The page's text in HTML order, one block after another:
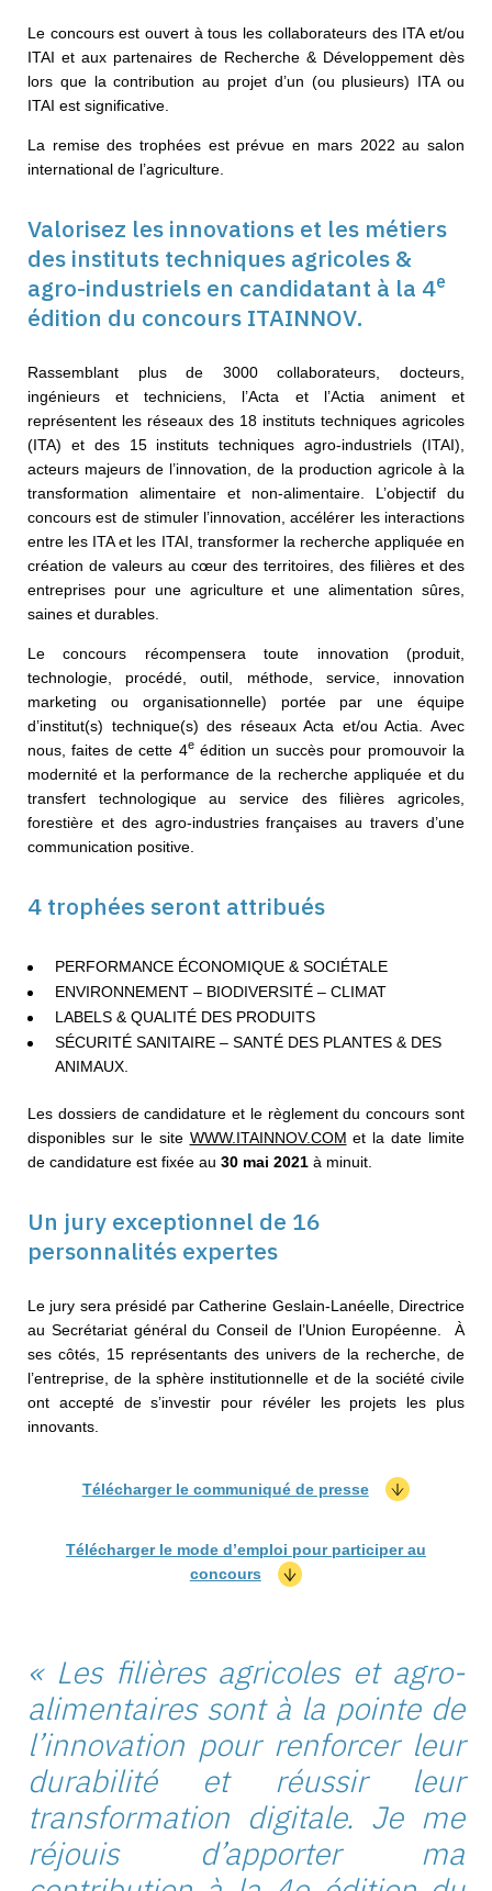
Le concours est ouvert à tous les collaborateurs des ITA et/ou
ITAI et aux partenaires de Recherche & Développement dès
lors que la contribution au projet d’un (ou plusieurs) ITA ou
ITAI est significative.
La remise des trophées est prévue en mars 2022 au salon
international de l’agriculture.
Valorisez les innovations et les métiers
des instituts techniques agricoles &
agro-industriels en candidatant à la 4e
édition du concours ITAINNOV.
Rassemblant plus de 3000 collaborateurs, docteurs,
ingénieurs et techniciens, l’Acta et l’Actia animent et
représentent les réseaux des 18 instituts techniques agricoles
(ITA) et des 15 instituts techniques agro-industriels (ITAI),
acteurs majeurs de l’innovation, de la production agricole à la
transformation alimentaire et non-alimentaire. L’objectif du
concours est de stimuler l’innovation, accélérer les interactions
entre les ITA et les ITAI, transformer la recherche appliquée en
création de valeurs au cœur des territoires, des filières et des
entreprises pour une agriculture et une alimentation sûres,
saines et durables.
Le concours récompensera toute innovation (produit,
technologie, procédé, outil, méthode, service, innovation
marketing ou organisationnelle) portée par une équipe
d’institut(s) technique(s) des réseaux Acta et/ou Actia. Avec
nous, faites de cette 4eédition un succès pour promouvoir la
modernité et la performance de la recherche appliquée et du
transfert technologique au service des filières agricoles,
forestière et des agro-industries françaises au travers d’une
communication positive.
4 trophées seront attribués
PERFORMANCE ÉCONOMIQUE & SOCIÉTALE
ENVIRONNEMENT – BIODIVERSITÉ – CLIMAT
LABELS & QUALITÉ DES PRODUITS
SÉCURITÉ SANITAIRE – SANTÉ DES PLANTES & DES
ANIMAUX.
Les dossiers de candidature et le règlement du concours sont
disponibles sur le site WWW.ITAINNOV.COM et la date limite
de candidature est fixée au 30 mai 2021 à minuit.
Un jury exceptionnel de 16
personnalités expertes
Le jury sera présidé par Catherine Geslain-Lanéelle, Directrice
au Secrétariat général du Conseil de l’Union Européenne. À
ses côtés, 15 représentants des univers de la recherche, de
l’entreprise, de la sphère institutionnelle et de la société civile
ont accepté de s’investir pour révéler les projets les plus
innovants.
Télécharger le communiqué de presse
Télécharger le mode d’emploi pour participer au
concours
« Les filières agricoles et agro-
alimentaires sont à la pointe de
l’innovation pour renforcer leur
durabilité et réussir leur
transformation digitale. Je me
réjouis d’apporter ma